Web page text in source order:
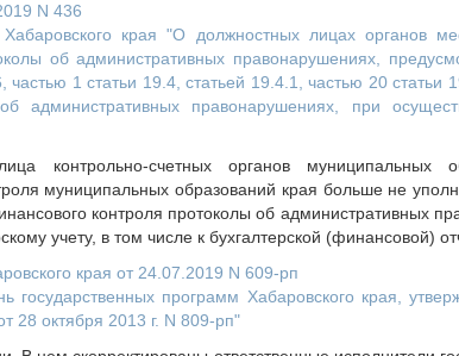
N 436
края "О должностных лицах органов
об административных правонарушениях,
1 статьи 19.4, статьей 19.4.1, частью 20 статьи
административных правонарушениях, при
контрольно-счетных органов муниципальных
муниципальных образований края больше не
контроля протоколы об административных
учету, в том числе к бухгалтерской (финансовой)
края от 24.07.2019 N 609-рп
государственных программ Хабаровского края,
28 октября 2013 г. N 809-рп"